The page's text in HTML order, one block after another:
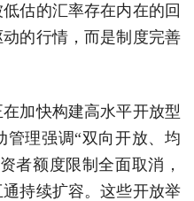
估的汇率存在内在的回
的行情，而是制度完善
加快构建高水平开放型
理强调“双向开放、均
者额度限制全面取消，
持续扩容。这些开放举